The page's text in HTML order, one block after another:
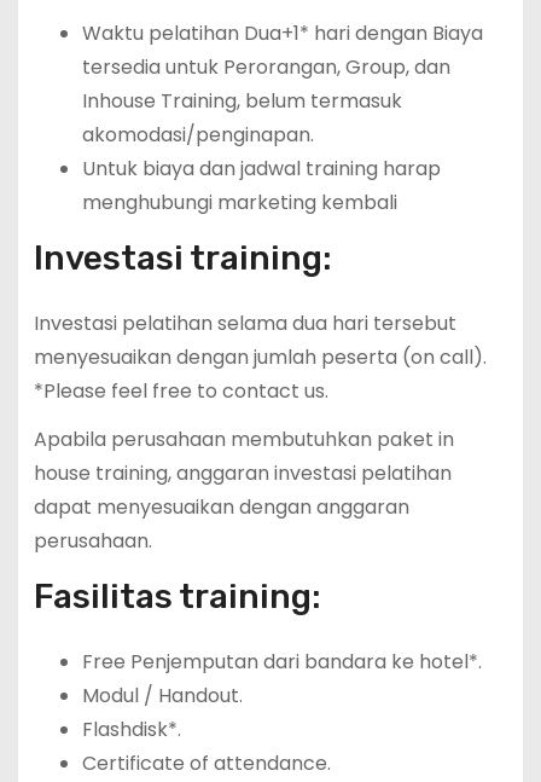
Waktu pelatihan Dua+1* hari dengan Biaya
tersedia untuk Perorangan, Group, dan
Inhouse Training, belum termasuk
akomodasi/penginapan.
Untuk biaya dan jadwal training harap
menghubungi marketing kembali
Investasi training:
Investasi pelatihan selama dua hari tersebut
menyesuaikan dengan jumlah peserta (on call).
*Please feel free to contact us.
Apabila perusahaan membutuhkan paket in
house training, anggaran investasi pelatihan
dapat menyesuaikan dengan anggaran
perusahaan.
Fasilitas training:
Free Penjemputan dari bandara ke hotel*.
Modul / Handout.
Flashdisk*.
Certificate of attendance.